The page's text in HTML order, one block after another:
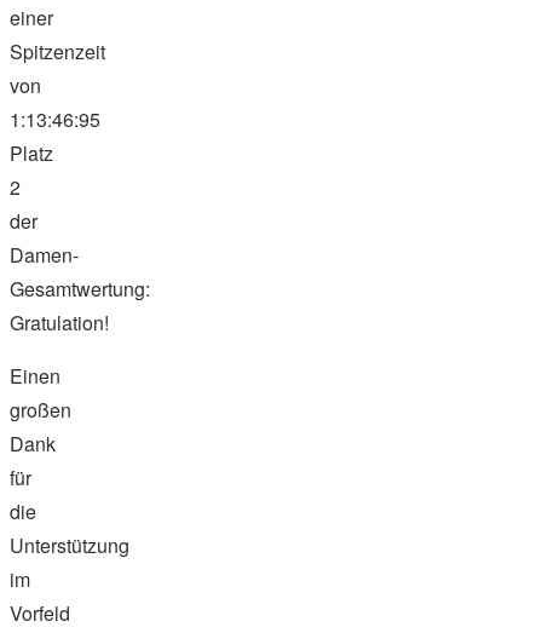
einer
Spitzenzeit
von
1:13:46:95
Platz
2
der
Damen-
Gesamtwertung:
Gratulation!
Einen
großen
Dank
für
die
Unterstützung
im
Vorfeld